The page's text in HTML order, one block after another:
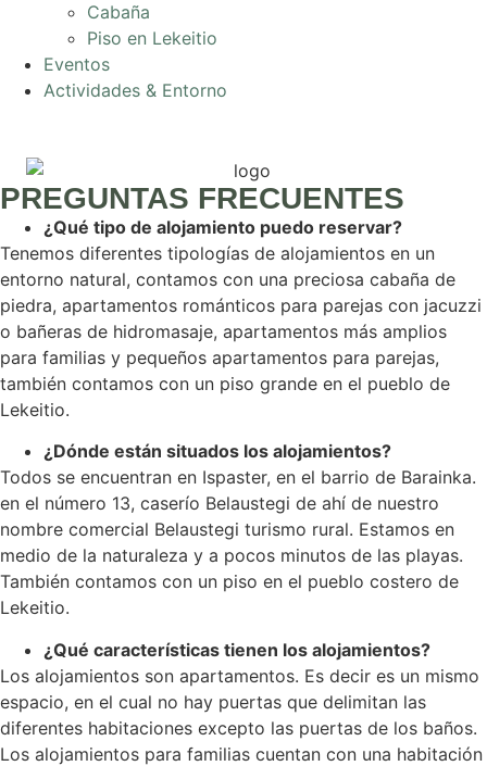
Cabaña
Piso en Lekeitio
Eventos
Actividades & Entorno
PREGUNTAS FRECUENTES
¿Qué tipo de alojamiento puedo reservar?
Tenemos diferentes tipologías de alojamientos en un
entorno natural, contamos con una preciosa cabaña de
piedra, apartamentos románticos para parejas con jacuzzi
o bañeras de hidromasaje, apartamentos más amplios
para familias y pequeños apartamentos para parejas,
también contamos con un piso grande en el pueblo de
Lekeitio.
¿Dónde están situados los alojamientos?
Todos se encuentran en Ispaster, en el barrio de Barainka.
en el número 13, caserío Belaustegi de ahí de nuestro
nombre comercial Belaustegi turismo rural. Estamos en
medio de la naturaleza y a pocos minutos de las playas.
También contamos con un piso en el pueblo costero de
Lekeitio.
¿Qué características tienen los alojamientos?
Los alojamientos son apartamentos. Es decir es un mismo
espacio, en el cual no hay puertas que delimitan las
diferentes habitaciones excepto las puertas de los baños.
Los alojamientos para familias cuentan con una habitación